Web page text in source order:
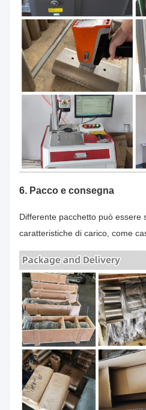
6. Pacco e consegna
Differente pacchetto può essere
caratteristiche di carico, come